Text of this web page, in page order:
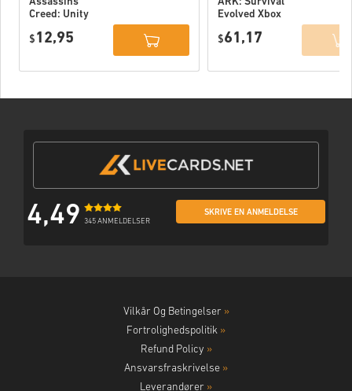
Creed: Unity
$ 12,95
Evolved Xbox
$61,17
4,49 345 ANMELDELSER
SKRIVE EN ANMELDELSE
Vilkår Og Betingelser »
Fortrolighedspolitik »
Refund Policy »
Ansvarsfraskrivelse »
Leverandører »